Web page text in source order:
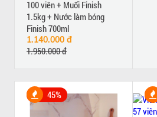
100 viên + Muối Finish
1.5kg + Nước làm bóng
Finish 700ml
1.140.000 đ
1.950.000 đ
45%